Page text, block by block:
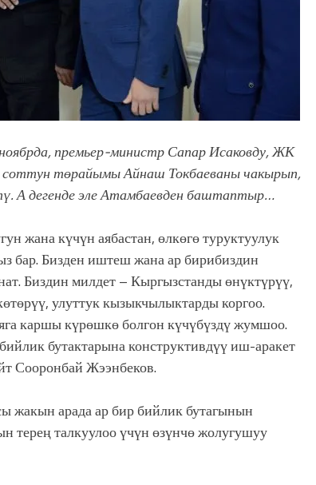
премьер-министр Сапар Исаковду, ЖК
төрайымы Айнаш Токбаеваны чакырып,
А дегенде эле Атамбаевден баштаптыр…
жана күчүн аябастан, өлкөгө туруктуулук
бар. Бизден иштеш жана ар бирибиздин
Биздин милдет – Кыргызстанды өнүктүрүү,
улуттук кызыкчылыктарды коргоо.
каршы күрөшкө болгон күчүбүздү жумшоо.
бутактарына конструктивдүү иш-аракет
Сооронбай Жээнбеков.
арада ар бир бийлик бутагынын
терең талкуулоо үчүн өзүнчө жолугушуу